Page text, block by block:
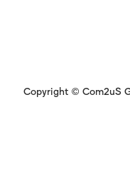
Copyright © Com2uS